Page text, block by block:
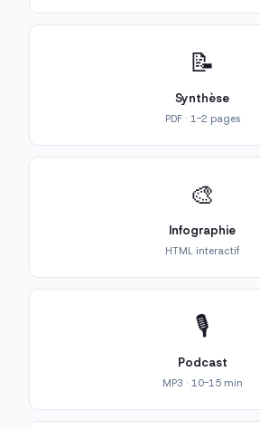
📝
Synthèse
PDF · 1-2 pages
🎨
Infographie
HTML interactif
🎙️
Podcast
MP3 · 10-15 min